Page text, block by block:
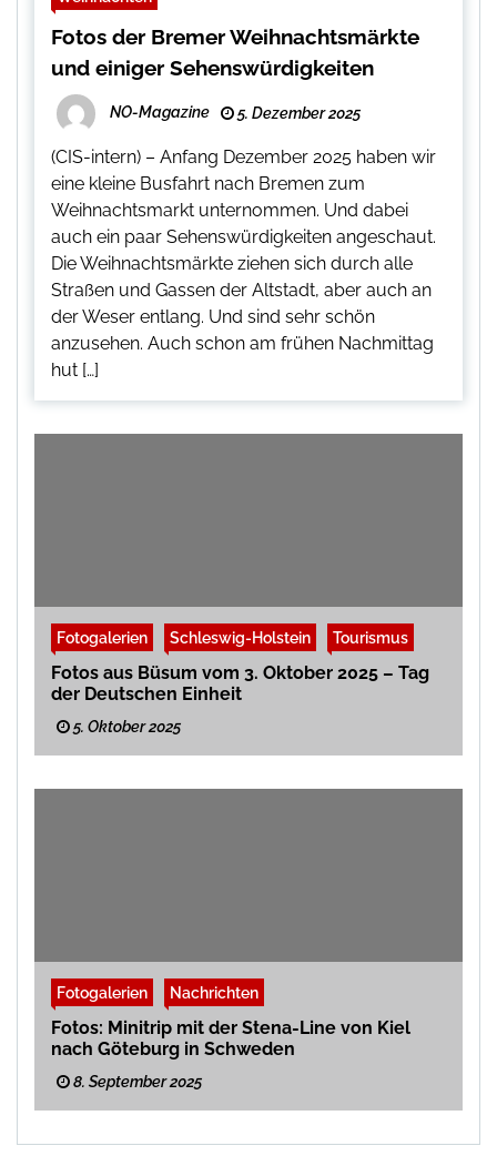
Fotos der Bremer Weihnachtsmärkte
und einiger Sehenswürdigkeiten
NO-Magazine 5. Dezember 2025
(CIS-intern) – Anfang Dezember 2025 haben wir
eine kleine Busfahrt nach Bremen zum
Weihnachtsmarkt unternommen. Und dabei
auch ein paar Sehenswürdigkeiten angeschaut.
Die Weihnachtsmärkte ziehen sich durch alle
Straßen und Gassen der Altstadt, aber auch an
der Weser entlang. Und sind sehr schön
anzusehen. Auch schon am frühen Nachmittag
hut […]
Fotogalerien Schleswig-Holstein Tourismus
Fotos aus Büsum vom 3. Oktober 2025 – Tag
der Deutschen Einheit
5. Oktober 2025
Fotogalerien Nachrichten
Fotos: Minitrip mit der Stena-Line von Kiel
nach Göteburg in Schweden
8. September 2025